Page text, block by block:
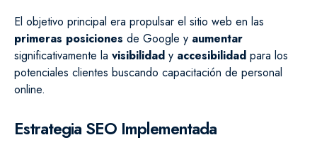
El objetivo principal era propulsar el sitio web en las
primeras posiciones de Google y aumentar
significativamente la visibilidad y accesibilidad para los
potenciales clientes buscando capacitación de personal
online.
Estrategia SEO Implementada